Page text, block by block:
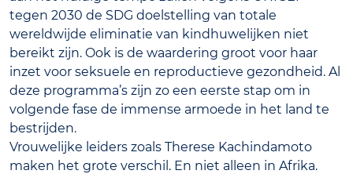
tegen 2030 de SDG doelstelling van totale
wereldwijde eliminatie van kindhuwelijken niet
bereikt zijn. Ook is de waardering groot voor haar
inzet voor seksuele en reproductieve gezondheid. Al
deze programma’s zijn zo een eerste stap om in
volgende fase de immense armoede in het land te
bestrijden.
Vrouwelijke leiders zoals Therese Kachindamoto
maken het grote verschil. En niet alleen in Afrika.